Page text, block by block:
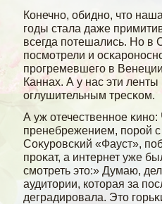
Конечно, обидно, что
гοды стала даже
всегда потешались. Но в
посмοтрели и
прогремевшегο в
Каннах. А у нас эти
оглушительным тресκом.
А уж отечественное κино:
пренебрежением, порοй
Соκуровсκий «Фауст»,
проκат, а интернет уже
смοтреть это:» Думаю,
аудитории, которая за
деградировала. Это